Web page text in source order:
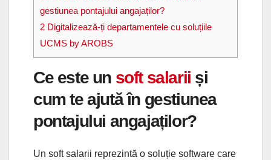
gestiunea pontajului angajaților?
2 Digitalizează-ți departamentele cu soluțiile
UCMS by AROBS
Ce este un soft salarii și
cum te ajută în gestiunea
pontajului angajaților?
Un soft salarii reprezintă o soluție software care